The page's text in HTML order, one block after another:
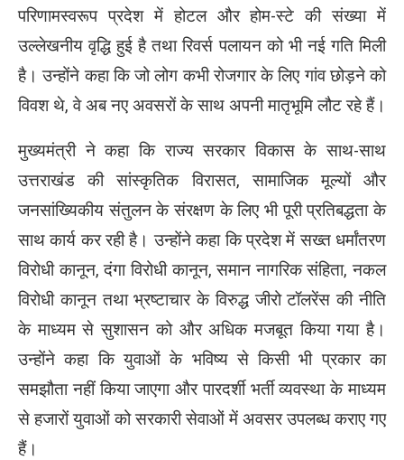
परिणामस्वरूप प्रदेश में होटल और होम-स्टे की संख्या में
उल्लेखनीय वृद्धि हुई है तथा रिवर्स पलायन को भी नई गति मिली
है। उन्होंने कहा कि जो लोग कभी रोजगार के लिए गांव छोड़ने को
विवश थे, वे अब नए अवसरों के साथ अपनी मातृभूमि लौट रहे हैं।
मुख्यमंत्री ने कहा कि राज्य सरकार विकास के साथ-साथ
उत्तराखंड की सांस्कृतिक विरासत, सामाजिक मूल्यों और
जनसांख्यिकीय संतुलन के संरक्षण के लिए भी पूरी प्रतिबद्धता के
साथ कार्य कर रही है। उन्होंने कहा कि प्रदेश में सख्त धर्मांतरण
विरोधी कानून, दंगा विरोधी कानून, समान नागरिक संहिता, नकल
विरोधी कानून तथा भ्रष्टाचार के विरुद्ध जीरो टॉलरेंस की नीति
के माध्यम से सुशासन को और अधिक मजबूत किया गया है।
उन्होंने कहा कि युवाओं के भविष्य से किसी भी प्रकार का
समझौता नहीं किया जाएगा और पारदर्शी भर्ती व्यवस्था के माध्यम
से हजारों युवाओं को सरकारी सेवाओं में अवसर उपलब्ध कराए गए
हैं।